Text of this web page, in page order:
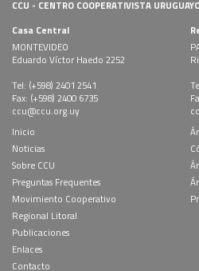
CCU - CENTRO COOPERATIVISTA
Casa Central
MONTEVIDEO
Eduardo Víctor Haedo 2252
Tel: (+598) 2401 2541
Fax: (+598) 2400 6735
ccu@ccu.org.uy
Inicio
Noticias
Sobre CCU
Preguntas Frequentes
Movimiento Cooperativo
Regional Litoral
Publicaciones
Enlaces
Contacto